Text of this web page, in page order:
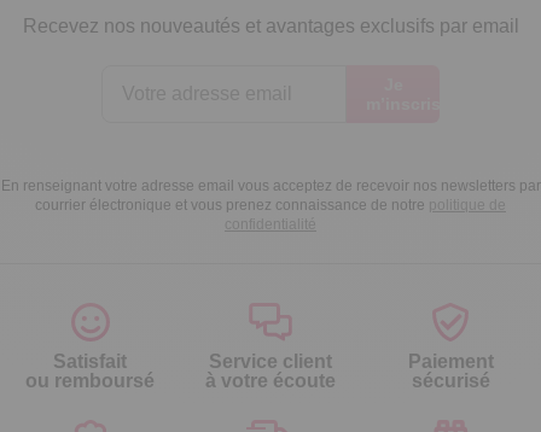
Recevez nos nouveautés et avantages exclusifs par email
En renseignant votre adresse email vous acceptez de recevoir nos newsletters par
courrier électronique et vous prenez connaissance de notre politique de
confidentialité
Satisfait
ou remboursé
Service client
à votre écoute
Paiement
sécurisé